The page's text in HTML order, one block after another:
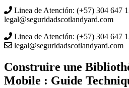
Linea de Atención: (+57) 304 647
legal@seguridadscotlandyard.com
Linea de Atención: (+57) 304 647
legal@seguridadscotlandyard.com
Construire une
Mobile : Guide